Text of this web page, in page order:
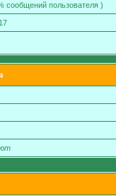
сообщений пользователя )